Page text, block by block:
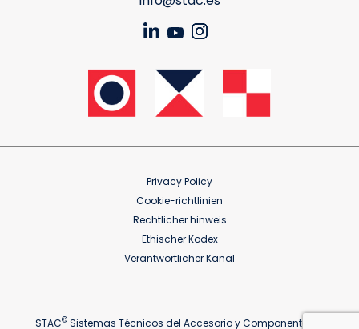
Privacy Policy
Cookie-richtlinien
Rechtlicher hinweis
Ethischer Kodex
Verantwortlicher Kanal
STAC© Sistemas Técnicos del Accesorio y Componentes